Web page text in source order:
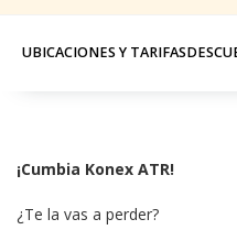
UBICACIONES Y TARIFAS
¡Cumbia Konex ATR!
¿Te la vas a perder?